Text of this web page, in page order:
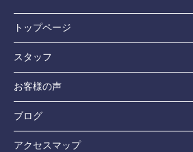
トップページ
スタッフ
お客様の声
ブログ
アクセスマップ